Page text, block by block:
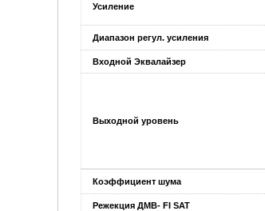
Усиление
Диапазон регул. усиления
Входной Эквалайзер
Выходной уровень
Коэффициент шума
Режекция ДМВ- FI SAT